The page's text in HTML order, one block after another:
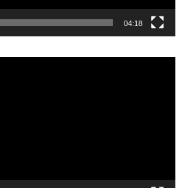
04:18